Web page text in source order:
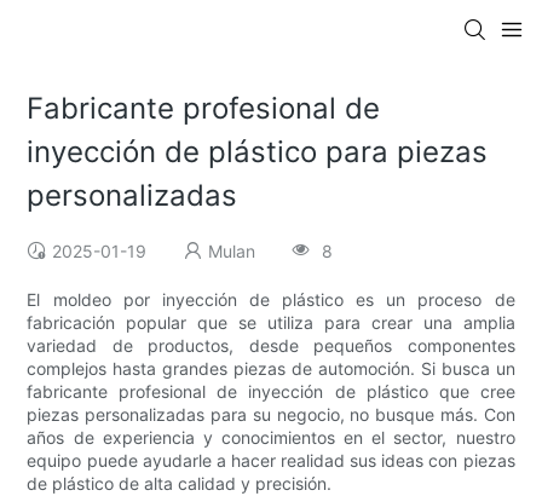
Fabricante profesional de
inyección de plástico para piezas
personalizadas
2025-01-19 Mulan 8
El moldeo por inyección de plástico es un proceso de
fabricación popular que se utiliza para crear una amplia
variedad de productos, desde pequeños componentes
complejos hasta grandes piezas de automoción. Si busca un
fabricante profesional de inyección de plástico que cree
piezas personalizadas para su negocio, no busque más. Con
años de experiencia y conocimientos en el sector, nuestro
equipo puede ayudarle a hacer realidad sus ideas con piezas
de plástico de alta calidad y precisión.